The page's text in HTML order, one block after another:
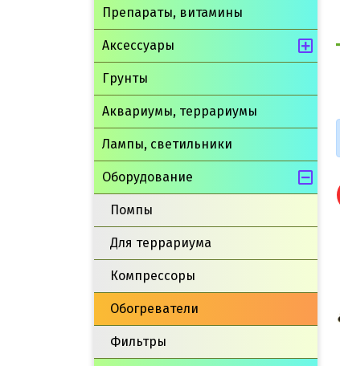
Препараты, витамины
Аксессуары
Грунты
Аквариумы, террариумы
Лампы, светильники
Оборудование
Помпы
Для террариума
Компрессоры
Обогреватели
Фильтры